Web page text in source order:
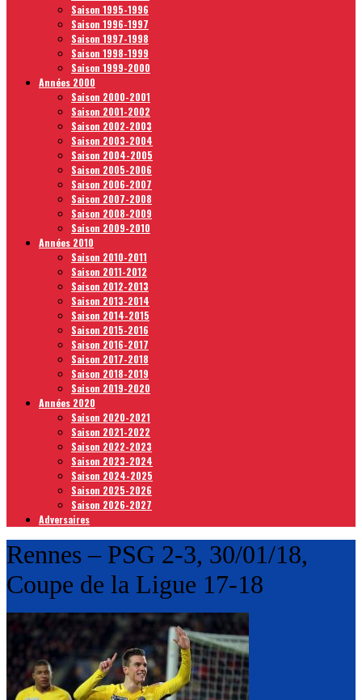
Saison 1995-1996
Saison 1996-1997
Saison 1997-1998
Saison 1998-1999
Saison 1999-2000
Années 2000
Saison 2000-2001
Saison 2001-2002
Saison 2002-2003
Saison 2003-2004
Saison 2004-2005
Saison 2005-2006
Saison 2006-2007
Saison 2007-2008
Saison 2008-2009
Saison 2009-2010
Années 2010
Saison 2010-2011
Saison 2011-2012
Saison 2012-2013
Saison 2013-2014
Saison 2014-2015
Saison 2015-2016
Saison 2016-2017
Saison 2017-2018
Saison 2018-2019
Saison 2019-2020
Années 2020
Saison 2020-2021
Saison 2021-2022
Saison 2022-2023
Saison 2023-2024
Saison 2024-2025
Saison 2025-2026
Saison 2026-2027
Adversaires
Rennes – PSG 2-3, 30/01/18,
Coupe de la Ligue 17-18